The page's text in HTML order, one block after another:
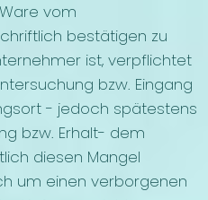
vom
bestätigen zu
ist, verpflichtet
bzw. Eingang
- jedoch spätestens
bzw. Erhalt- dem
diesen Mangel
um einen verborgenen